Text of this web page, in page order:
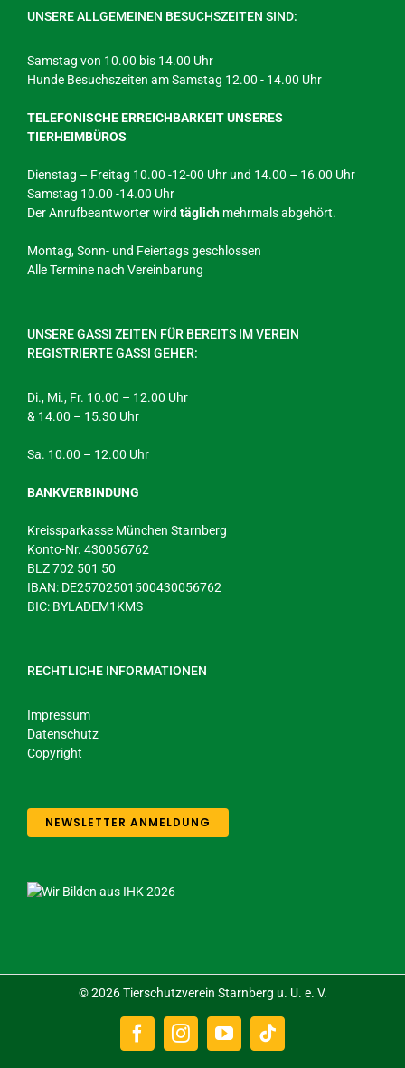
UNSERE ALLGEMEINEN BESUCHSZEITEN SIND:
Samstag von 10.00 bis 14.00 Uhr
Hunde Besuchszeiten am Samstag 12.00 - 14.00 Uhr
TELEFONISCHE ERREICHBARKEIT UNSERES
TIERHEIMBÜROS
Dienstag – Freitag 10.00 -12-00 Uhr und 14.00 – 16.00 Uhr
Samstag 10.00 -14.00 Uhr
Der Anrufbeantworter wird täglich mehrmals abgehört.
Montag, Sonn- und Feiertags geschlossen
Alle Termine nach Vereinbarung
UNSERE GASSI ZEITEN FÜR BEREITS IM VEREIN
REGISTRIERTE GASSI GEHER:
Di., Mi., Fr. 10.00 – 12.00 Uhr
& 14.00 – 15.30 Uhr
Sa. 10.00 – 12.00 Uhr
BANKVERBINDUNG
Kreissparkasse München Starnberg
Konto-Nr. 430056762
BLZ 702 501 50
IBAN: DE25702501500430056762
BIC: BYLADEM1KMS
RECHTLICHE INFORMATIONEN
Impressum
Datenschutz
Copyright
NEWSLETTER ANMELDUNG
©2026 Tierschutzverein Starnberg u. U. e. V.
FacebookInstagramYouTubeTiktok